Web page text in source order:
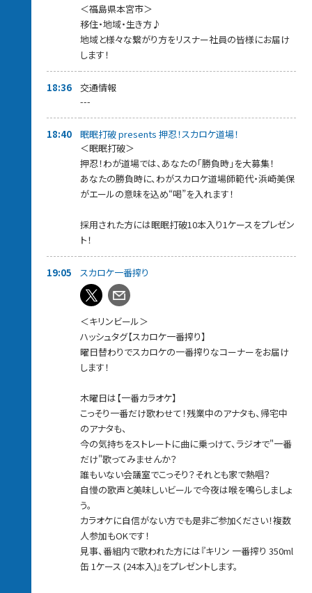
＜福島県本宮市＞
移住・地域・生き方♪
地域と様々な繋がり方をリスナー社員の皆様にお届け
します！
18:36
交通情報
---
18:40
眠眠打破 presents 押忍！スカロケ道場！
＜眠眠打破＞
押忍！わが道場では、あなたの「勝負時」を大募集！
あなたの勝負時に、わがスカロケ道場師範代・浜崎美保
がエールの意味を込め“喝”を入れます！
採用された方には眠眠打破10本入り1ケースをプレゼン
ト！
19:05 スカロケ一番搾り
＜キリンビール＞
ハッシュタグ【スカロケ一番搾り】
曜日替わりでスカロケの一番搾りなコーナーをお届け
します！
木曜日は【一番カラオケ】
こっそり一番だけ歌わせて！残業中のアナタも、帰宅中
のアナタも、
今の気持ちをストレートに曲に乗っけて、ラジオで"一番
だけ"歌ってみませんか？
誰もいない会議室でこっそり？それとも家で熱唱？
自慢の歌声と美味しいビールで今夜は喉を鳴らしましょ
う。
カラオケに自信がない方でも是非ご参加ください！複数
人参加もOKです！
見事、番組内で歌われた方には『キリン 一番搾り 350ml
缶 1ケース (24本入)』をプレゼントします。